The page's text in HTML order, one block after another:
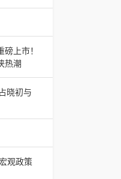
把猪送进
赛道已
青农妇
克军 郭
上市！
热潮
锋洗剑
侠骨再
读者双
晓初与
不熄，淬
，穿越
爵大酒店
4月17
观政策